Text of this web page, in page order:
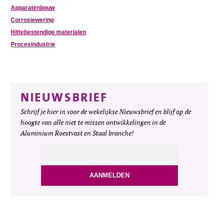
Apparatenbouw
Corrosiewering
Hittebestendige materialen
Procesindustrie
NIEUWSBRIEF
Schrijf je hier in voor de wekelijkse Nieuwsbrief en blijf op de
hoogte van alle niet te missen ontwikkelingen in de
Aluminium Roestvast en Staal branche!